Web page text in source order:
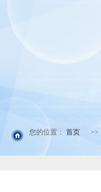
您的位置： 首页 >>